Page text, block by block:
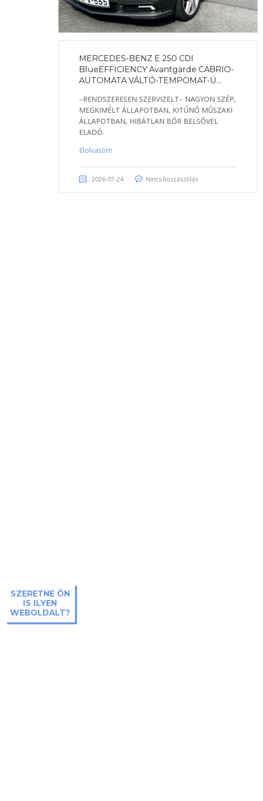
SZERETNE ÖN
IS ILYEN
WEBOLDALT?
MERCEDES-BENZ E 250 CDI
BlueEFFICIENCY Avantgarde CABRIO-
AUTOMATA VÁLTÓ-TEMPOMAT-Ü...
–RENDSZERESEN SZERVIZELT– NAGYON SZÉP,
MEGKIMÉLT ÁLLAPOTBAN, KITŰNŐ MŰSZAKI
ÁLLAPOTBAN, HIBÁTLAN BŐR BELSŐVEL
ELADÓ.
Elolvasom
2026-07-24 Nincs hozzászólás